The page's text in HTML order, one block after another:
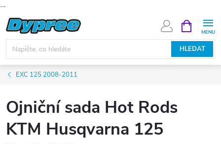
--
Přejít
na
obsah
HLEDAT
NÁKUPNÍ
KOŠÍK
EXC 125 2008-2011
Ojniční sada Hot Rods
KTM Husqvarna 125